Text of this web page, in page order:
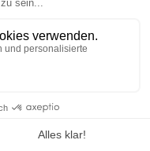
Gebiet (Indoor
(zusätzliche
inklusive